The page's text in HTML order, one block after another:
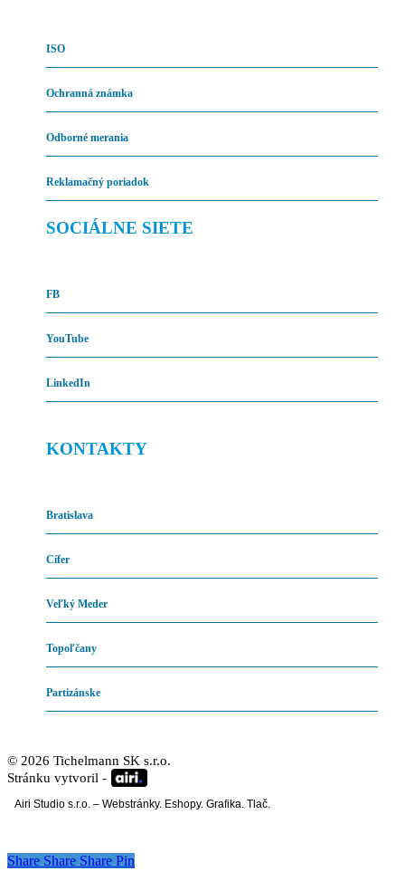
ISO
Ochranná známka
Odborné merania
Reklamačný poriadok
SOCIÁLNE SIETE
FB
YouTube
LinkedIn
KONTAKTY
Bratislava
Cífer
Veľký Meder
Topoľčany
Partizánske
© 2026 Tichelmann SK s.r.o.
Stránku vytvoril -
Airi Studio s.r.o. – Webstránky. Eshopy. Grafika. Tlač.
Share Share Share Pin